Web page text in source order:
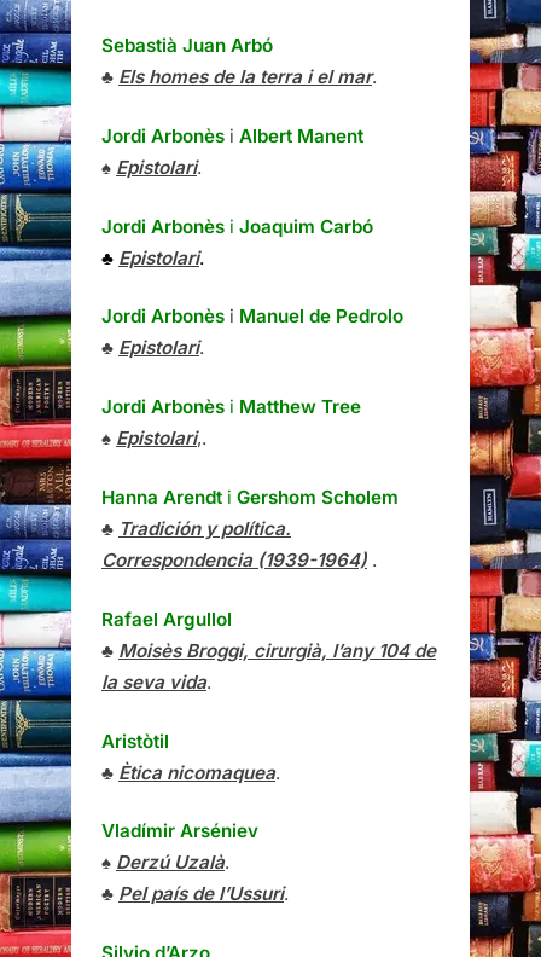
Sebastià Juan Arbó
♣ Els homes de la terra i el mar.
Jordi Arbonès i Albert Manent
♠ Epistolari.
Jordi Arbonès i Joaquim Carbó
♣ Epistolari.
Jordi Arbonès i Manuel de Pedrolo
♣ Epistolari.
Jordi Arbonès i Matthew Tree
♠ Epistolari,.
Hanna Arendt i Gershom Scholem
♣ Tradición y política.
Correspondencia (1939-1964) .
Rafael Argullol
♣ Moisès Broggi, cirurgià, l’any 104 de
la seva vida.
Aristòtil
♣ Ètica nicomaquea.
Vladímir Arséniev
♠ Derzú Uzalà.
♣ Pel país de l’Ussuri.